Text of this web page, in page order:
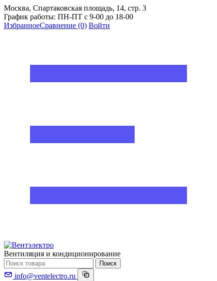
Москва, Спартаковская площадь, 14, стр. 3
График работы: ПН-ПТ с 9-00 до 18-00
ИзбранноеСравнение (0) Войти
Вентиляция и кондиционирование
Поиск
info@ventelectro.ru